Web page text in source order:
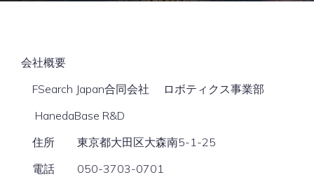
会社概要
FSearch Japan合同会社
ロボティクス事業部
HanedaBase R&D
住所 東京都大田区大森南5-1-25
電話 050-3703-0701